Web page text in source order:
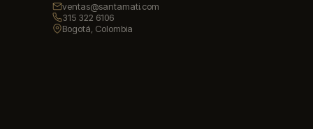
ventas@santamati.com
315 322 6106
Bogotá, Colombia